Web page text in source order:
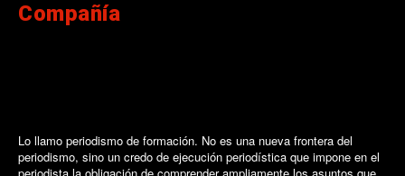
Compañía
Lo llamo periodismo de formación. No es una nueva frontera del
periodismo, sino un credo de ejecución periodística que impone en el